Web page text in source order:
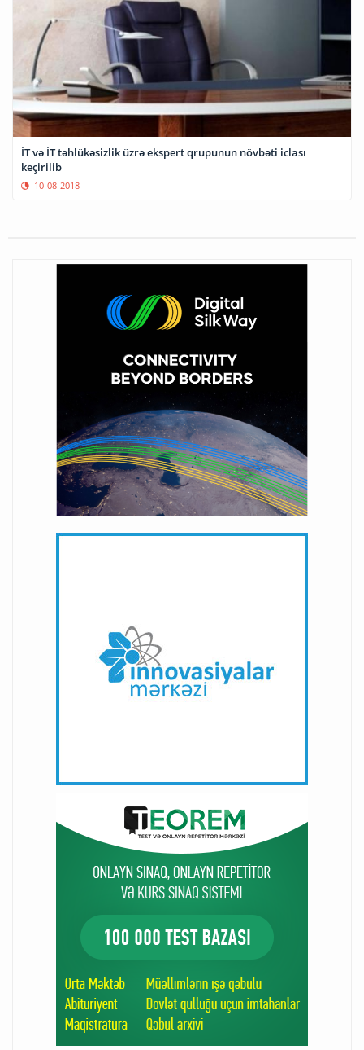
İT və İT təhlükəsizlik üzrə ekspert qrupunun növbəti iclası
keçirilib
10-08-2018